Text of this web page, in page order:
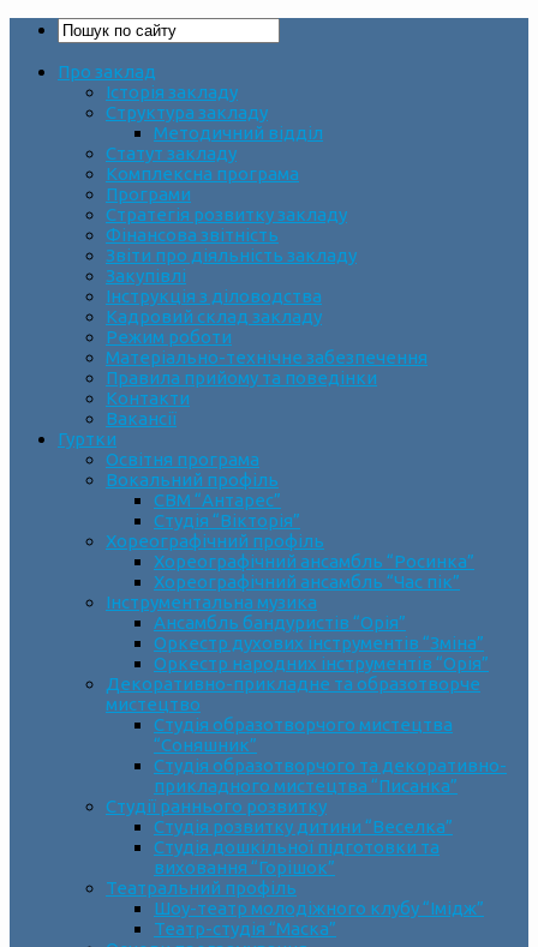
Про заклад
Історія закладу
Структура закладу
Методичний відділ
Статут закладу
Комплексна програма
Програми
Стратегія розвитку закладу
Фінансова звітність
Звіти про діяльність закладу
Закупівлі
Інструкція з діловодства
Кадровий склад закладу
Режим роботи
Матеріально-технічне забезпечення
Правила прийому та поведінки
Контакти
Вакансії
Гуртки
Освітня програма
Вокальний профіль
СВМ “Антарес”
Студія “Вікторія”
Хореографічний профіль
Хореографічний ансамбль “Росинка”
Хореографічний ансамбль “Час пік”
Інструментальна музика
Ансамбль бандуристів “Орія”
Оркестр духових інструментів “Зміна”
Оркестр народних інструментів “Орія”
Декоративно-прикладне та образотворче
мистецтво
Cтудія образотворчого мистецтва
“Соняшник”
Студія образотворчого та декоративно-
прикладного мистецтва “Писанка”
Студії раннього розвитку
Студія розвитку дитини “Веселка”
Студія дошкільної підготовки та
виховання “Горішок”
Театральний профіль
Шоу-театр молодіжного клубу “Імідж”
Театр-студія “Маска”